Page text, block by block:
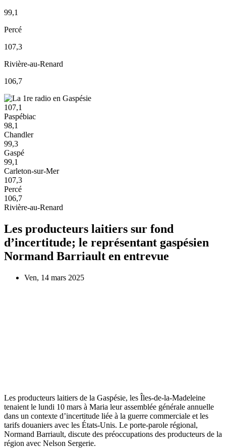
99,1
Percé
107,3
Rivière-au-Renard
106,7
107,1
Paspébiac
98,1
Chandler
99,3
Gaspé
99,1
Carleton-sur-Mer
107,3
Percé
106,7
Rivière-au-Renard
Les producteurs laitiers sur fond
d’incertitude; le représentant gaspésien
Normand Barriault en entrevue
Ven, 14 mars 2025
Les producteurs laitiers de la Gaspésie, les Îles-de-la-Madeleine
tenaient le lundi 10 mars à Maria leur assemblée générale annuelle
dans un contexte d’incertitude liée à la guerre commerciale et les
tarifs douaniers avec les États-Unis. Le porte-parole régional,
Normand Barriault, discute des préoccupations des producteurs de la
région avec Nelson Sergerie.